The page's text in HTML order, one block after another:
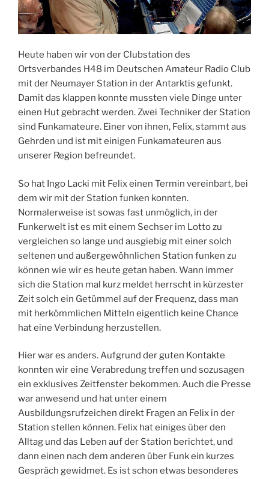
Heute haben wir von der Clubstation des
Ortsverbandes H48 im Deutschen Amateur Radio Club
mit der Neumayer Station in der Antarktis gefunkt.
Damit das klappen konnte mussten viele Dinge unter
einen Hut gebracht werden. Zwei Techniker der Station
sind Funkamateure. Einer von ihnen, Felix, stammt aus
Gehrden und ist mit einigen Funkamateuren aus
unserer Region befreundet.
So hat Ingo Lacki mit Felix einen Termin vereinbart, bei
dem wir mit der Station funken konnten.
Normalerweise ist sowas fast unmöglich, in der
Funkerwelt ist es mit einem Sechser im Lotto zu
vergleichen so lange und ausgiebig mit einer solch
seltenen und außergewöhnlichen Station funken zu
können wie wir es heute getan haben. Wann immer
sich die Station mal kurz meldet herrscht in kürzester
Zeit solch ein Getümmel auf der Frequenz, dass man
mit herkömmlichen Mitteln eigentlich keine Chance
hat eine Verbindung herzustellen.
Hier war es anders. Aufgrund der guten Kontakte
konnten wir eine Verabredung treffen und sozusagen
ein exklusives Zeitfenster bekommen. Auch die Presse
war anwesend und hat unter einem
Ausbildungsrufzeichen direkt Fragen an Felix in der
Station stellen können. Felix hat einiges über den
Alltag und das Leben auf der Station berichtet, und
dann einen nach dem anderen über Funk ein kurzes
Gespräch gewidmet. Es ist schon etwas besonderes